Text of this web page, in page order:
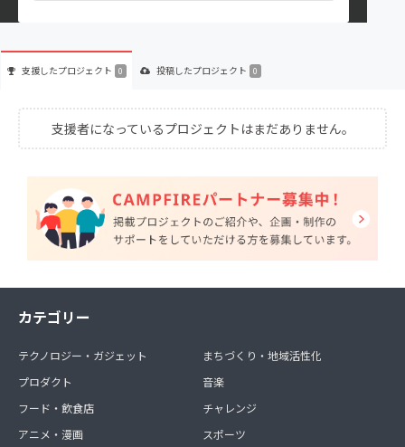
支援したプロジェクト 0 投稿したプロジェクト 0
支援者になっているプロジェクトはまだありません。
カテゴリー
テクノロジー・ガジェット
プロダクト
フード・飲食店
アニメ・漫画
まちづくり・地域活性化
音楽
チャレンジ
スポーツ